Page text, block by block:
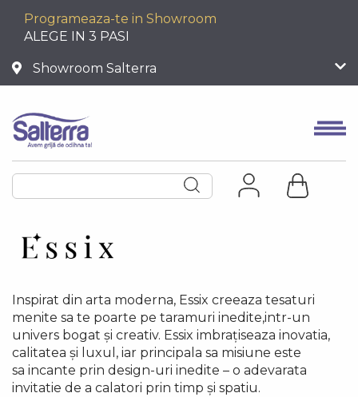
Programeaza-te in Showroom
ALEGE IN 3 PASI
Showroom Salterra
Inspirat din arta moderna, Essix creeaza tesaturi
menite sa te poarte pe taramuri inedite,intr-un
univers bogat și creativ. Essix imbrațiseaza inovatia,
calitatea și luxul, iar principala sa misiune este
sa incante prin design-uri inedite – o adevarata
invitatie de a calatori prin timp și spatiu.